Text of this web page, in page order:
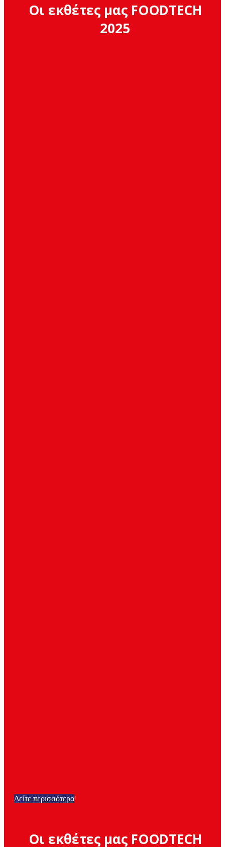
Οι εκθέτες μας FOODTECH
2025
Δείτε περισσότερα
Οι εκθέτες μας FOODTECH